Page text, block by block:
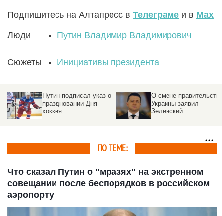
Подпишитесь на Алтапресс в Телеграме и в Max
Люди Путин Владимир Владимирович
Сюжеты Инициативы президента
Путин подписал указ о
праздновании Дня
хоккея
О смене
Украины заявил
Зеленский
ПО ТЕМЕ:
Что сказал Путин о "мразях" на экстренном
совещании после беспорядков в российском
аэропорту